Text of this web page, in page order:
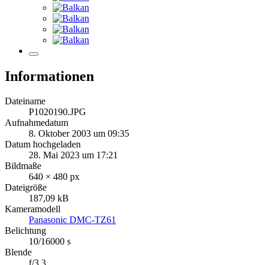
Informationen
Dateiname
P1020190.JPG
Aufnahmedatum
8. Oktober 2003 um 09:35
Datum hochgeladen
28. Mai 2023 um 17:21
Bildmaße
640 × 480 px
Dateigröße
187,09 kB
Kameramodell
Panasonic DMC-TZ61
Belichtung
10/16000 s
Blende